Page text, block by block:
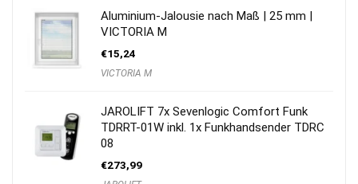
Aluminium-Jalousie nach Maß | 25 mm |
VICTORIA M
€15,24
VICTORIA M
JAROLIFT 7x Sevenlogic Comfort Funk
TDRRT-01W inkl. 1x Funkhandsender TDRC
08
€273,99